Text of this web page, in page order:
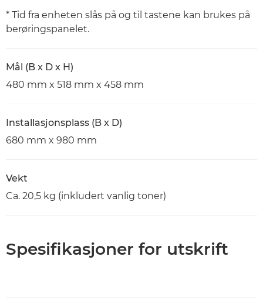
* Tid fra enheten slås på og til tastene kan brukes på
berøringspanelet.
Mål (B x D x H)
480 mm x 518 mm x 458 mm
Installasjonsplass (B x D)
680 mm x 980 mm
Vekt
Ca. 20,5 kg (inkludert vanlig toner)
Spesifikasjoner for utskrift